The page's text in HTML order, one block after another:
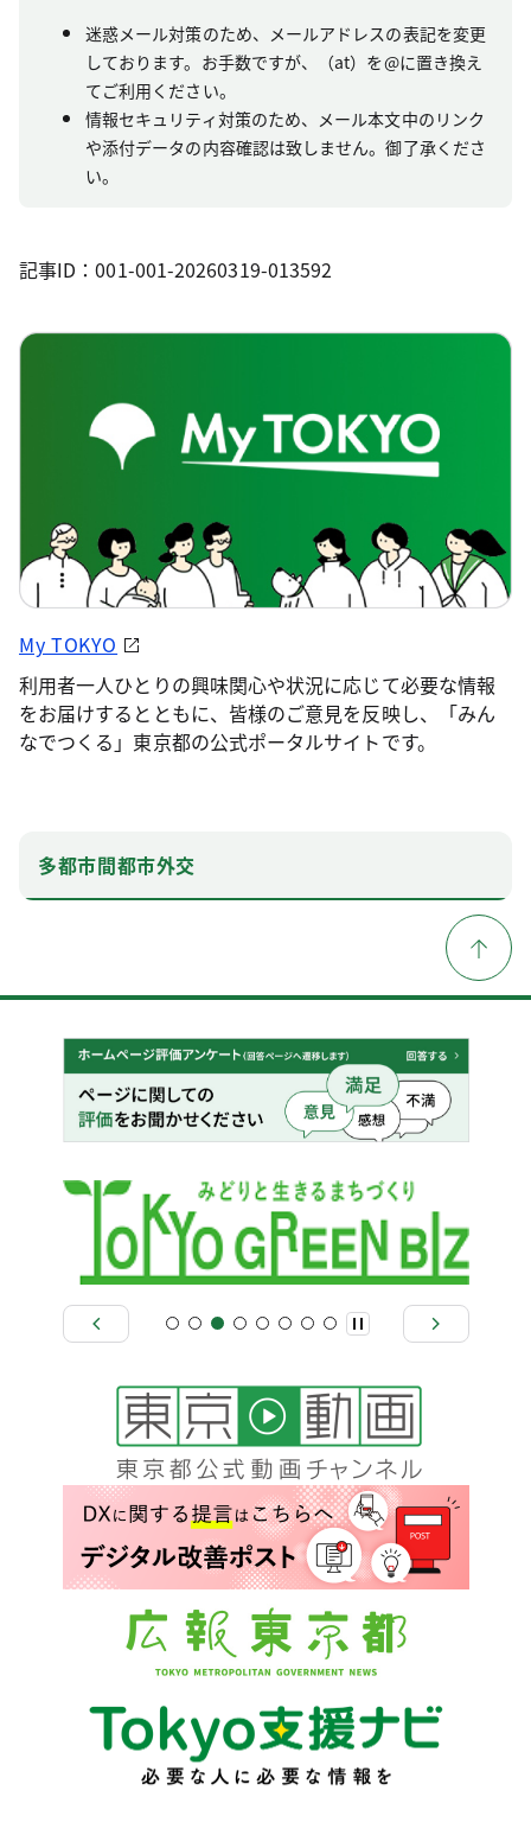
迷惑メール対策のため、メールアドレスの表記を変更
しております。お手数ですが、（at）を@に置き換え
てご利用ください。
情報セキュリティ対策のため、メール本文中のリンク
や添付データの内容確認は致しません。御了承くださ
い。
記事ID：001-001-20260319-013592
My TOKYO
利用者一人ひとりの興味関心や状況に応じて必要な情報
をお届けするとともに、皆様のご意見を反映し、「みん
なでつくる」東京都の公式ポータルサイトです。
多都市間都市外交